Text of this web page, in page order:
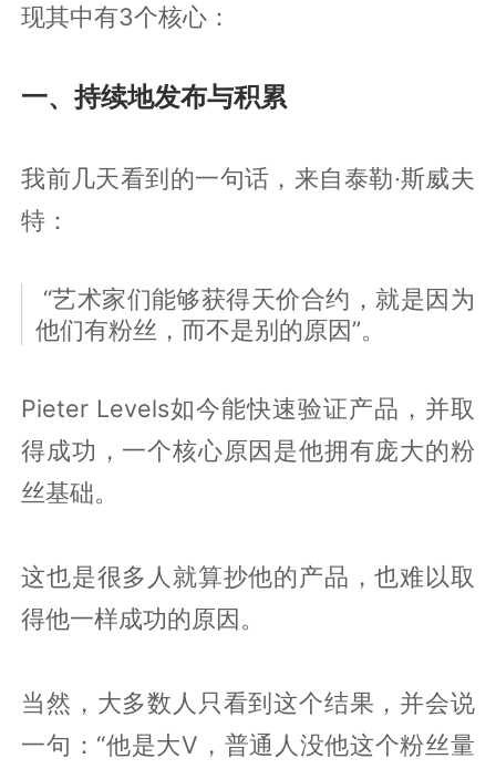
现其中有3个核心：
一、持续地发布与积累
我前几天看到的一句话，来自泰勒·斯威夫
特：
“艺术家们能够获得天价合约，就是因为
他们有粉丝，而不是别的原因”。
Pieter Levels如今能快速验证产品，并取
得成功，一个核心原因是他拥有庞大的粉
丝基础。
这也是很多人就算抄他的产品，也难以取
得他一样成功的原因。
当然，大多数人只看到这个结果，并会说
一句：“他是大V，普通人没他这个粉丝量